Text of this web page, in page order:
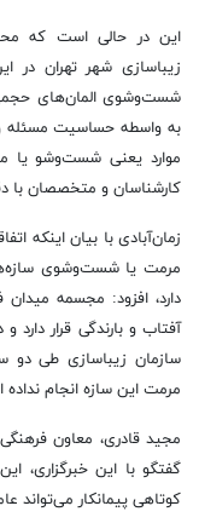
این در حالی است که
زیباسازی شهر تهران در
شست‌وشوی المان‌های حجمی
به واسطه حساسیت مسئله و
موارد یعنی شست‌وشو یا
کارشناسان و متخصصان با
مرمت یا شست‌وشوی
دارد، افزود: مجسمه
آفتاب و بارندگی قرار
سازمان زیباسازی طی دو
مرمت این سازه انجام
مجید قادری، معاون
گفتگو با این خبرگزاری،
کوتاهی پیمانکار می‌تواند